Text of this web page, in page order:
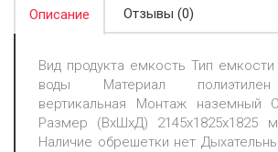
Описание Отзывы (0)
Вид продукта емкость Тип емкости
воды Материал
вертикальная Монтаж наземный
Размер (ВхШхД) 2145х1825х1825
Наличие обрешетки нет